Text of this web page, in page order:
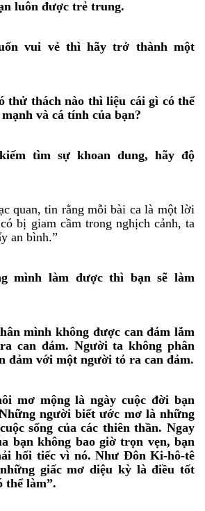
luôn được trẻ trung.
vui vẻ thì hãy trở thành một
thử thách nào thì liệu cái gì có thể
và cá tính của bạn?
tìm sự khoan dung, hãy độ
quan, tin rằng mỗi bài ca là một lời
bị giam cầm trong nghịch cảnh, ta
an bình.”
mình làm được thì bạn sẽ làm
mình không được can đảm lắm
can đảm. Người ta không phân
đảm với một người tỏ ra can đảm.
mơ mộng là ngày cuộc đời bạn
người biết ước mơ là những
sống của các thiên thần. Ngay
bạn không bao giờ trọn vẹn, bạn
hối tiếc vì nó. Như Đôn Ki-hô-tê
giấc mơ diệu kỳ là điều tốt
thể làm”.